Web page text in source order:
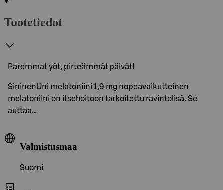
Tuotetiedot
Paremmat yöt, pirteämmät päivät!
SininenUni melatoniini 1,9 mg nopeavaikutteinen
melatoniini on itsehoitoon tarkoitettu ravintolisä. Se
auttaa…
Valmistusmaa
Suomi